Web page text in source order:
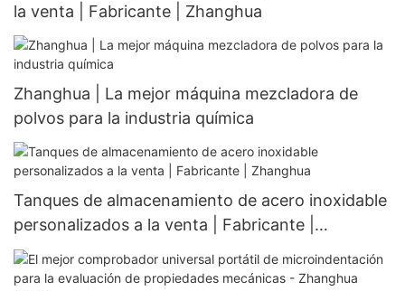
la venta | Fabricante | Zhanghua
Zhanghua | La mejor máquina mezcladora de
polvos para la industria química
Tanques de almacenamiento de acero inoxidable
personalizados a la venta | Fabricante |
Zhanghua